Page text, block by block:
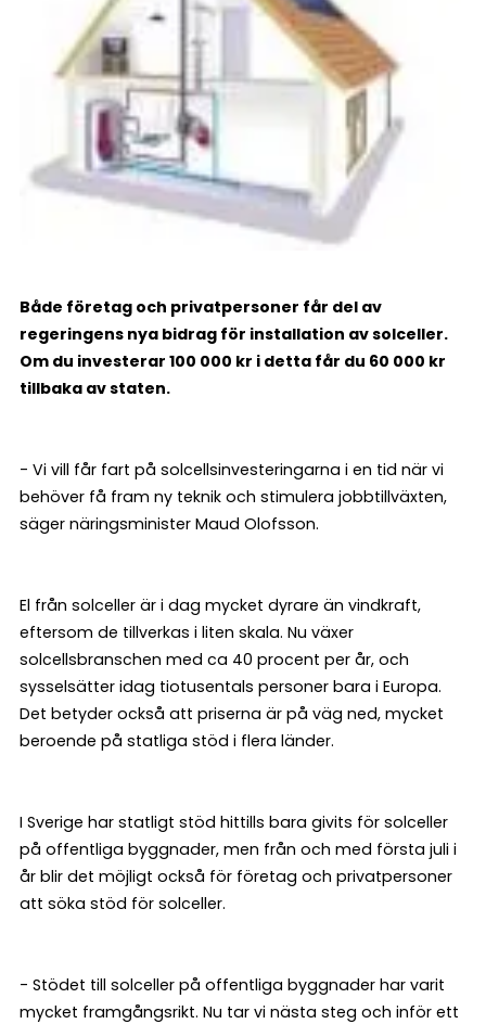
Både företag och privatpersoner får del av
regeringens nya bidrag för installation av solceller.
Om du investerar 100 000 kr i detta får du 60 000 kr
tillbaka av staten.
- Vi vill får fart på solcellsinvesteringarna i en tid när vi
behöver få fram ny teknik och stimulera jobbtillväxten,
säger näringsminister Maud Olofsson.
El från solceller är i dag mycket dyrare än vindkraft,
eftersom de tillverkas i liten skala. Nu växer
solcellsbranschen med ca 40 procent per år, och
sysselsätter idag tiotusentals personer bara i Europa.
Det betyder också att priserna är på väg ned, mycket
beroende på statliga stöd i flera länder.
I Sverige har statligt stöd hittills bara givits för solceller
på offentliga byggnader, men från och med första juli i
år blir det möjligt också för företag och privatpersoner
att söka stöd för solceller.
- Stödet till solceller på offentliga byggnader har varit
mycket framgångsrikt. Nu tar vi nästa steg och inför ett